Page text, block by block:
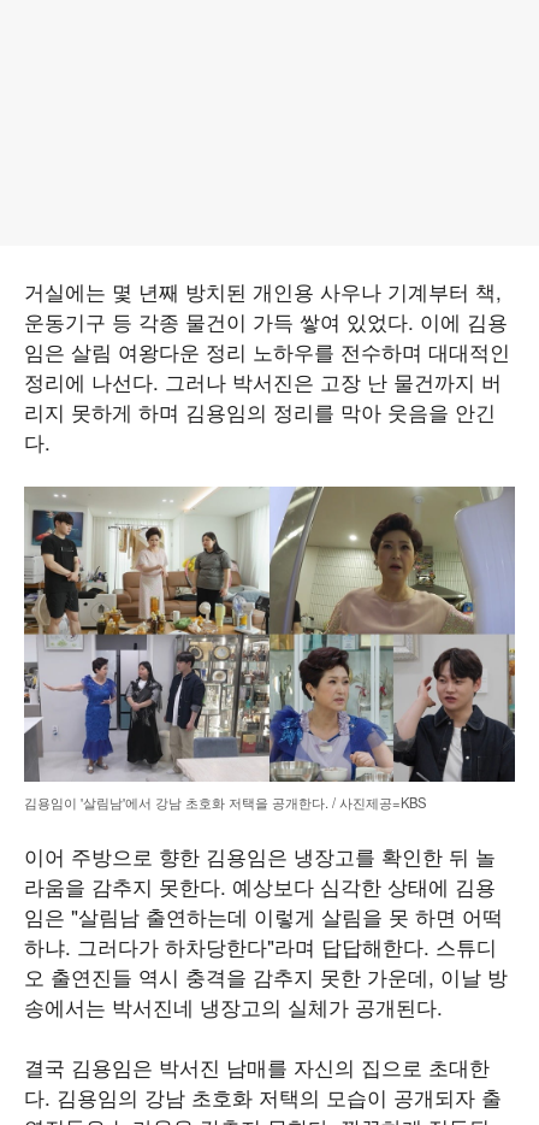
거실에는 몇 년째 방치된 개인용 사우나 기계부터 책,
운동기구 등 각종 물건이 가득 쌓여 있었다. 이에 김용
임은 살림 여왕다운 정리 노하우를 전수하며 대대적인
정리에 나선다. 그러나 박서진은 고장 난 물건까지 버
리지 못하게 하며 김용임의 정리를 막아 웃음을 안긴
다.
김용임이 '살림남'에서 강남 초호화 저택을 공개한다. / 사진제공=KBS
이어 주방으로 향한 김용임은 냉장고를 확인한 뒤 놀
라움을 감추지 못한다. 예상보다 심각한 상태에 김용
임은 "살림남 출연하는데 이렇게 살림을 못 하면 어떡
하냐. 그러다가 하차당한다"라며 답답해한다. 스튜디
오 출연진들 역시 충격을 감추지 못한 가운데, 이날 방
송에서는 박서진네 냉장고의 실체가 공개된다.
결국 김용임은 박서진 남매를 자신의 집으로 초대한
다. 김용임의 강남 초호화 저택의 모습이 공개되자 출